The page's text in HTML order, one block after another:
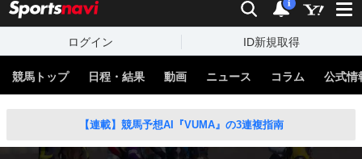
検索 通知
i
ログイン ID新規取得
競馬トップ 日程・結果 動画 ニュース コラム 公式情
【連載】競馬予想AI『VUMA』の3連複指南